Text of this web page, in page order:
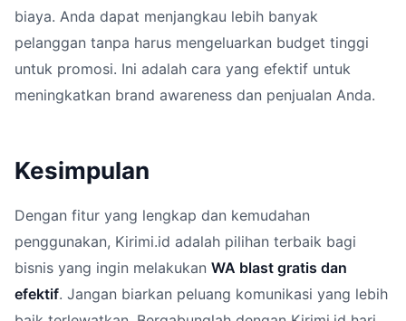
biaya. Anda dapat menjangkau lebih banyak
pelanggan tanpa harus mengeluarkan budget tinggi
untuk promosi. Ini adalah cara yang efektif untuk
meningkatkan brand awareness dan penjualan Anda.
Kesimpulan
Dengan fitur yang lengkap dan kemudahan
penggunakan, Kirimi.id adalah pilihan terbaik bagi
bisnis yang ingin melakukan WA blast gratis dan
efektif. Jangan biarkan peluang komunikasi yang lebih